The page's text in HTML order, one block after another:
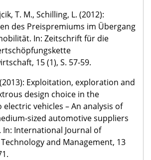
T. M., Schilling, L. (2012):
des Preispremiums im Übergang
In: Zeitschrift für die
15 (1), S. 57-59.
Exploitation, exploration and
design choice in the
vehicles – An analysis of
sized automotive suppliers
In: International Journal of
and Management, 13